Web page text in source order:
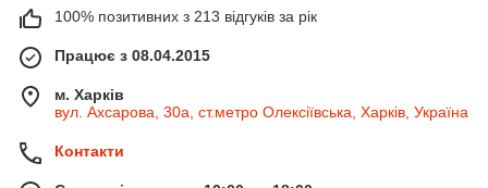
100% позитивних з 213 відгуків за рік
Працює з 08.04.2015
м. Харків
вул. Ахсарова, 30а, ст.метро Олексіївська, Харків, Україна
Контакти